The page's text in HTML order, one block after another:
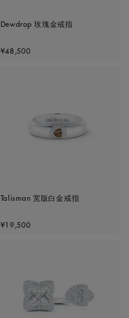
Dewdrop 玫瑰金戒指
Original price
¥48,500
Talisman 宽版白金戒指
Original price
¥19,500